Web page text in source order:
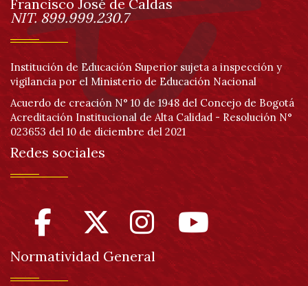
Anterior
Siguiente
Información
Francisco José de Caldas
NIT. 899.999.230.7
Institución de Educación Superior sujeta a inspección y
vigilancia por el Ministerio de Educación Nacional
Acuerdo de creación N° 10 de 1948 del Concejo de Bogotá
Acreditación Institucional de Alta Calidad - Resolución N°
023653 del 10 de diciembre del 2021
Redes sociales
Normatividad General